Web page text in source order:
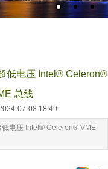
低电压 Intel® Celeron®
总线
07-08 18:49
低电压 Intel® Celeron® VME